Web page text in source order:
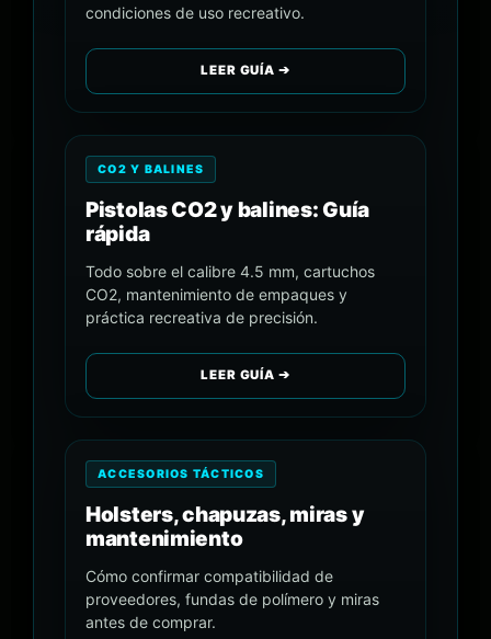
condiciones de uso recreativo.
LEER GUÍA ➔
CO2 Y BALINES
Pistolas CO2 y balines: Guía
rápida
Todo sobre el calibre 4.5 mm, cartuchos
CO2, mantenimiento de empaques y
práctica recreativa de precisión.
LEER GUÍA ➔
ACCESORIOS TÁCTICOS
Holsters, chapuzas, miras y
mantenimiento
Cómo confirmar compatibilidad de
proveedores, fundas de polímero y miras
antes de comprar.